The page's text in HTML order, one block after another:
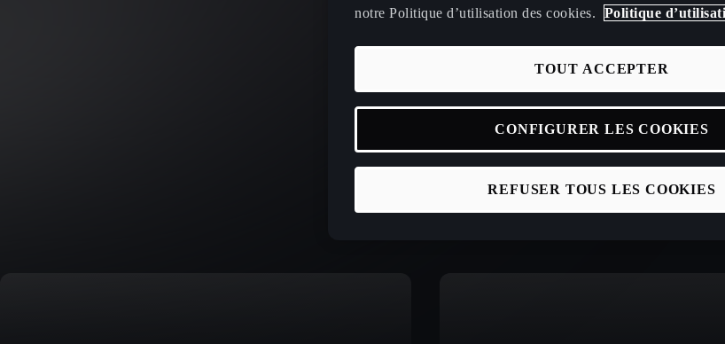
notre Politique d’utilisation des cookies.
Politique
REFUSER TOUS LES COOKIES
TOUT ACCEPTER
CONFIGURER LES COOKIES